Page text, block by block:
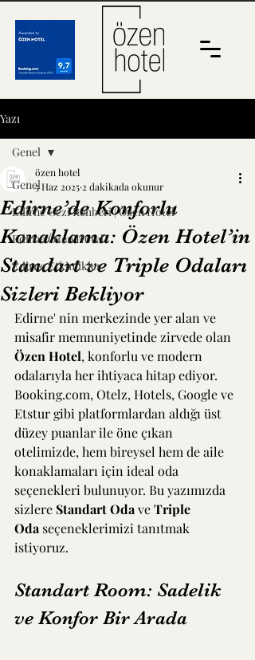
Yazı
Genel
Edirne Gezi Rehberi | Özen Hotel
Edirne Özen Hotel
Edirne Etkinlikler
Genel
Edirne’de Konforlu
Konaklama: Özen Hotel’in
Standart ve Triple Odaları
Sizleri Bekliyor
özen hotel
5 Haz 2025 2 dakikada okunur
Edirne' nin merkezinde yer alan ve
misafir memnuniyetinde zirvede olan
Özen Hotel, konforlu ve modern
odalarıyla her ihtiyaca hitap ediyor.
Booking.com, Otelz, Hotels, Google ve
Etstur gibi platformlardan aldığı üst
düzey puanlar ile öne çıkan
otelimizde, hem bireysel hem de aile
konaklamaları için ideal oda
seçenekleri bulunuyor. Bu yazımızda
sizlere Standart Oda ve Triple
Oda seçeneklerimizi tanıtmak
istiyoruz.
Standart Room: Sadelik
ve Konfor Bir Arada